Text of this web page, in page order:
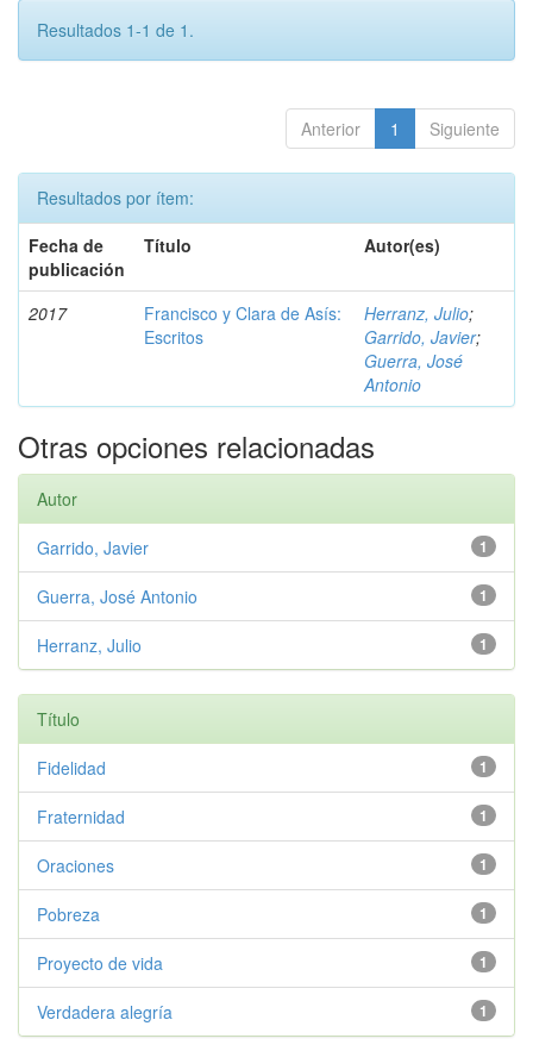
Resultados 1-1 de 1.
Anterior 1 Siguiente
Resultados por ítem:
Fecha de
publicación
Título Autor(es)
2017
Francisco y Clara de Asís:
Escritos
Herranz, Julio;
Garrido, Javier;
Guerra, José
Antonio
Otras opciones relacionadas
Autor
1
Garrido, Javier
1
Guerra, José Antonio
1
Herranz, Julio
Título
1
Fidelidad
1
Fraternidad
1
Oraciones
1
Pobreza
1
Proyecto de vida
1
Verdadera alegría